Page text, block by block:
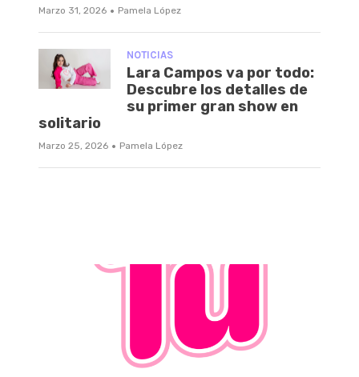
Marzo 31, 2026 · Pamela López
NOTICIAS
Lara Campos va por todo:
Descubre los detalles de
su primer gran show en
solitario
Marzo 25, 2026 · Pamela López